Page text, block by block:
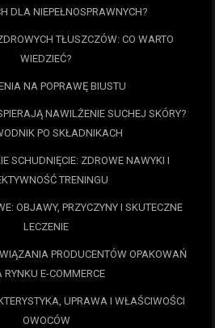
DLA NIEPEŁNOSPRAWNYCH?
TŁUSZCZÓW: CO WARTO
WIEDZIEĆ?
NA POPRAWĘ BIUSTU
NAWILŻENIE SUCHEJ SKÓRY?
PO SKŁADNIKACH
SCHUDNIĘCIE: ZDROWE NAWYKI I
TRENINGU
OBJAWY, PRZYCZYNY I SKUTECZNE
LECZENIE
PRODUCENTÓW OPAKOWAŃ
RYNKU E-COMMERCE
UPRAWA I WŁAŚCIWOŚCI
OWOCÓW